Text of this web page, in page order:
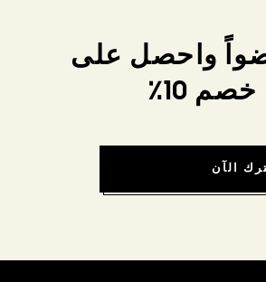
واحصل على
خصم 10٪
الآن